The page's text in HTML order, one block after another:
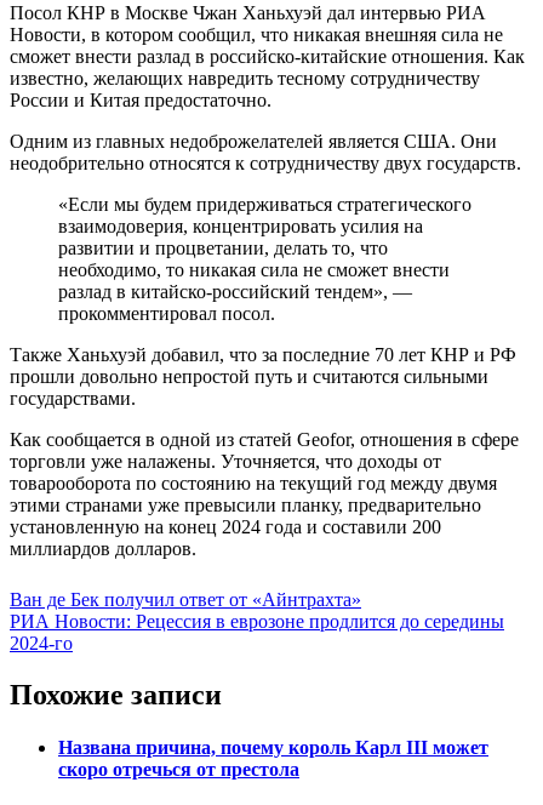
Посол КНР в Москве Чжан Ханьхуэй дал интервью РИА
Новости, в котором сообщил, что никакая внешняя сила не
сможет внести разлад в российско-китайские отношения. Как
известно, желающих навредить тесному сотрудничеству
России и Китая предостаточно.
Одним из главных недоброжелателей является США. Они
неодобрительно относятся к сотрудничеству двух государств.
«Если мы будем придерживаться стратегического
взаимодоверия, концентрировать усилия на
развитии и процветании, делать то, что
необходимо, то никакая сила не сможет внести
разлад в китайско-российский тендем», —
прокомментировал посол.
Также Ханьхуэй добавил, что за последние 70 лет КНР и РФ
прошли довольно непростой путь и считаются сильными
государствами.
Как сообщается в одной из статей Geofor, отношения в сфере
торговли уже налажены. Уточняется, что доходы от
товарооборота по состоянию на текущий год между двумя
этими странами уже превысили планку, предварительно
установленную на конец 2024 года и составили 200
миллиардов долларов.
Навигация
по
Ван де Бек получил ответ от «Айнтрахта»
РИА Новости: Рецессия в еврозоне продлится до середины
2024-го
Похожие записи
Названа причина, почему король Карл III может
скоро отречься от престола